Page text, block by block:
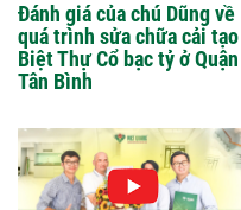
Đánh giá của chú Dũng về
quá trình sửa chữa cải tạo
Biệt Thự Cổ bạc tỷ ở Quận
Tân Bình